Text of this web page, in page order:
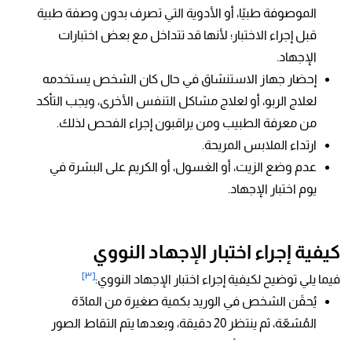
الموصوفة طبيًا، أو الأدوية التي تصرف بدون وصفة طبية
قبل إجراء الاختبار؛ لأنها قد تتداخل مع بعض اختبارات
الإجهاد.
إحضار جهاز الاستنشاق في حال كان الشخص يستخدمه
لعلاج الربو، أو لعلاج مشاكل التنفس الأخرى، ويجب التأكد
من معرفة الطبيب ومن يراقبون إجراء الفحص لذلك.
ارتداء الملابس المريحة.
عدم وضع الزيت، أو الغسول، أو الكريم على البشرة في
يوم اختبار الإجهاد.
كيفية إجراء اختبار الإجهاد النووي
فيما يلي توضيح لكيفية إجراء اختبار الإجهاد النووي:[٣]
يُحقَن الشخص في الوريد بكمية صغيرة من المادّة
المُشعّة، ثم ينتظر 20 دقيقة، وبعدها يتم التقاط الصور